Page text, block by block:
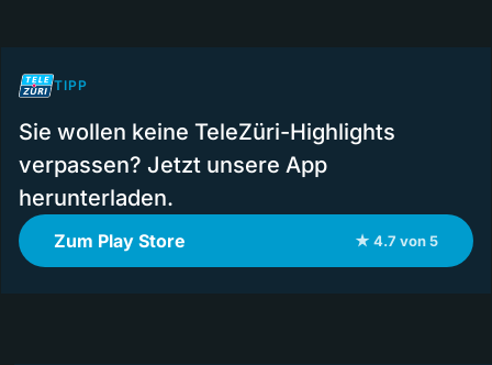
TIPP
Sie wollen keine TeleZüri-Highlights
verpassen? Jetzt unsere App
herunterladen.
Zum Play Store ★ 4.7 von 5